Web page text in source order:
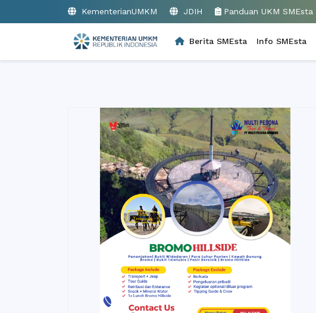
KementerianUMKM JDIH Panduan UKM SMEsta
Berita SMEsta Info SMEsta